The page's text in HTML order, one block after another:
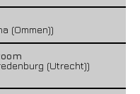
(Ommen))
(Utrecht))